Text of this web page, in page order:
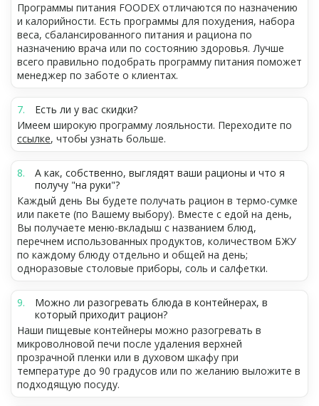
Программы питания FOODEX отличаются по назначению
и калорийности. Есть программы для похудения, набора
веса, сбалансированного питания и рациона по
назначению врача или по состоянию здоровья. Лучше
всего правильно подобрать программу питания поможет
менеджер по заботе о клиентах.
Есть ли у вас скидки?
Имеем широкую программу лояльности. Переходите по
ссылке, чтобы узнать больше.
А как, собственно, выглядят ваши рационы и что я
получу "на руки"?
Каждый день Вы будете получать рацион в термо-сумке
или пакете (по Вашему выбору). Вместе с едой на день,
Вы получаете меню-вкладыш с названием блюд,
перечнем использованных продуктов, количеством БЖУ
по каждому блюду отдельно и общей на день;
одноразовые столовые приборы, соль и салфетки.
Можно ли разогревать блюда в контейнерах, в
который приходит рацион?
Наши пищевые контейнеры можно разогревать в
микроволновой печи после удаления верхней
прозрачной пленки или в духовом шкафу при
температуре до 90 градусов или по желанию выложите в
подходящую посуду.